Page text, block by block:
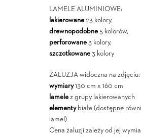
LAMELE ALUMINIOWE:
lakierowane23 kolory,
drewnopodobne5 kolorów,
perforowane3 kolory,
szczotkowane3 kolory
ŻALUZJA widoczna na zdjęciu:
wymiary130 cm x 160 cm
lamelez grupy lakierowanych
elementybiałe (dostępne
lamel)
Cena żaluzji zależy od jej